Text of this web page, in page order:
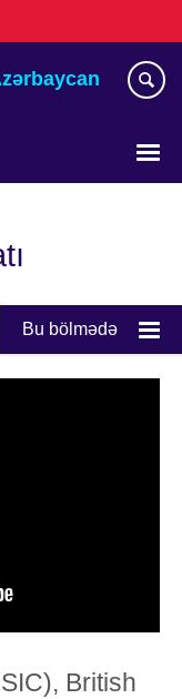
Bu bölmədə
British